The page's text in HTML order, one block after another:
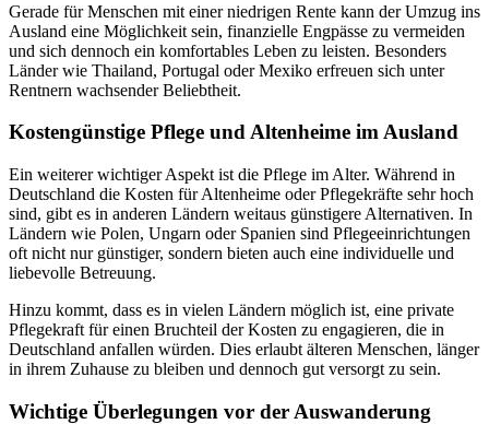
Gerade für Menschen mit einer niedrigen Rente kann der Umzug ins
Ausland eine Möglichkeit sein, finanzielle Engpässe zu vermeiden
und sich dennoch ein komfortables Leben zu leisten. Besonders
Länder wie Thailand, Portugal oder Mexiko erfreuen sich unter
Rentnern wachsender Beliebtheit.
Kostengünstige Pflege und Altenheime im Ausland
Ein weiterer wichtiger Aspekt ist die Pflege im Alter. Während in
Deutschland die Kosten für Altenheime oder Pflegekräfte sehr hoch
sind, gibt es in anderen Ländern weitaus günstigere Alternativen. In
Ländern wie Polen, Ungarn oder Spanien sind Pflegeeinrichtungen
oft nicht nur günstiger, sondern bieten auch eine individuelle und
liebevolle Betreuung.
Hinzu kommt, dass es in vielen Ländern möglich ist, eine private
Pflegekraft für einen Bruchteil der Kosten zu engagieren, die in
Deutschland anfallen würden. Dies erlaubt älteren Menschen, länger
in ihrem Zuhause zu bleiben und dennoch gut versorgt zu sein.
Wichtige Überlegungen vor der Auswanderung